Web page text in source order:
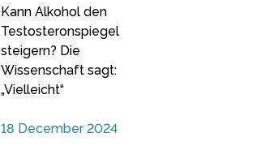
Kann Alkohol den
Testosteronspiegel
steigern? Die
Wissenschaft sagt:
„Vielleicht“
18 December 2024